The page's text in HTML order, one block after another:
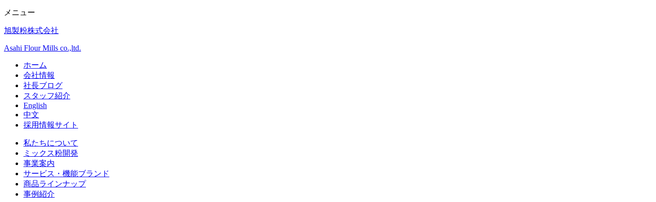
メニュー
旭製粉株式会社
Asahi Flour Mills co.,ltd.
ホーム
会社情報
社長ブログ
スタッフ紹介
English
中文
採用情報サイト
私たちについて
ミックス粉開発
事業案内
サービス・機能ブランド
商品ラインナップ
事例紹介